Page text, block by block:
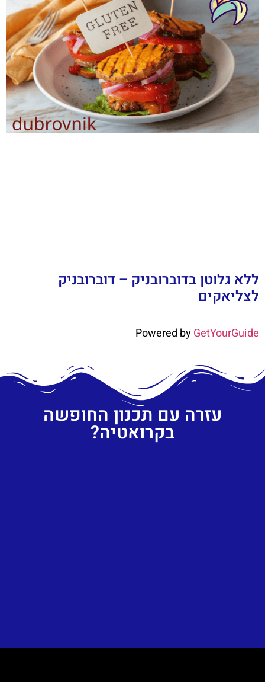
ללא גלוטן בדוברובניק – דוברובניק
לצליאקים
Powered byGetYourGuide
עזרה עם תכנון החופשה
בקרואטיה?